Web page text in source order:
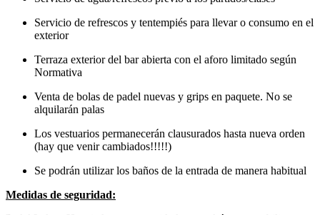
Servicio de refrescos y tentempiés para llevar o consumo en el
exterior
Terraza exterior del bar abierta con el aforo limitado según
Normativa
Venta de bolas de padel nuevas y grips en paquete. No se
alquilarán palas
Los vestuarios permanecerán clausurados hasta nueva orden
(hay que venir cambiados!!!!!)
Se podrán utilizar los baños de la entrada de manera habitual
Medidas de seguridad: